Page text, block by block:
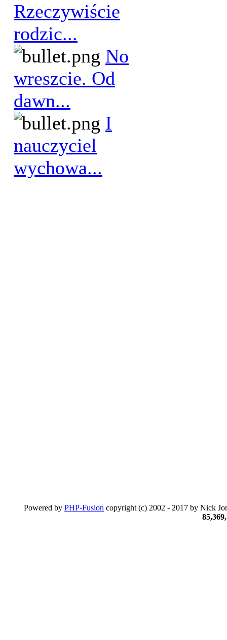
Rzeczywiście
rodzic...
No
wreszcie. Od
dawn...
I
nauczyciel
wychowa...
Powered by PHP-Fusion copyright (c) 2002 - 2017 by Nick